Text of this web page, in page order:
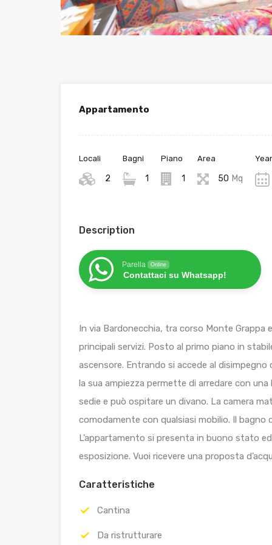
Appartamento
Locali
2
Bagni
1
Piano
1
Area
50 Mq
Description
Parella Online
Contattaci su Whatsapp!
In via Bardonecchia, tra corso Monte Grappa
principali servizi. Posto al primo piano in
ascensore. Entrando si accede al
la sua ampiezza permette di arredare con
sedie e può ospitare un divano. La camera
comodamente con qualsiasi mobilio. Il
L’appartamento si presenta in buono stato
esposizione. Vuoi ricevere una proposta
Caratteristiche
Cantina
Da ristrutturare